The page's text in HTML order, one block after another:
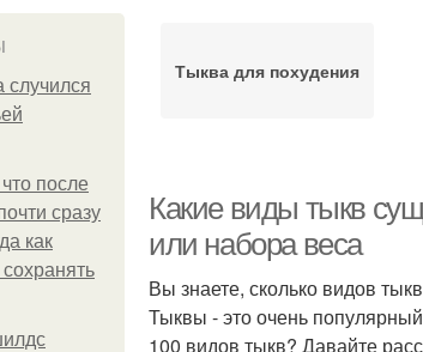
случился
после
сразу
как
Тыква для похудения
Какие виды тыкв
или набора веса
Вы знаете, сколько видов
Тыквы - это очень
100 видов тыкв? Давайте